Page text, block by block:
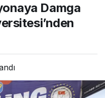
Damga